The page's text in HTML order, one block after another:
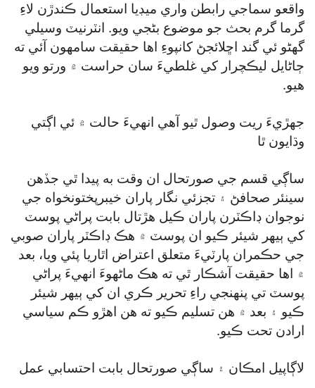
واقعو سماجي رابطن واري ميڊيا استعمال ڪندڙن لاءِ
گرما گرم بحث جو موضوع بڻجي ويو. انٽرنيٽ وسيلي
گھڻو ئي گند اڇلائجڻ کانپوءِ اها حقيقت سامهون آئي ته
ڄاڻايل ليڪچرار کي غلطيءَ سان حراست ۾ ورتو ويو
هيو.
جهڙيءَ ريت وصول ٿيو آهي انهيءَ حالت ۾ ئي اڳتي
وڌايون ٿا
ساڳي قسم جي صورتحال ان وقت به پيدا ٿي جڏهن
سينئر صحافڻ ۽ تجزئي نگار پاران خيبرپختونخواه جي
نوجوان ڊاڪٽرن پاران ڪيل هڙتال بابت پراڻي پوسٽ
کي ٻيهر شيئر ڪيو ان پوسٽ ۾ هڪ ڊاڪٽر پاران صوبي
جي حڪمران پارٽيءَ متعلق اعتراض اٿاريا پئي ويا، بعد
۾ اها حقيقت آشڪار ٿي ته هڪ ماڻهوءَ انهيءَ پراڻي
پوسٽ تي پنهنجي راءِ تحرير ڪري ان کي ٻيهر شيئر
ڪيو ۽ بعد ۾ هن تسليم ڪيو ته هن اهڙو ڪم سياسي
ارادن تحت ڪيو.
لاڳاپيل امڪان ۽ ساڳي صورتحال بابت احتسابي عمل